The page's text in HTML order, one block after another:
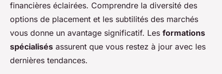
financières éclairées. Comprendre la diversité des
options de placement et les subtilités des marchés
vous donne un avantage significatif. Les formations
spécialisés assurent que vous restez à jour avec les
dernières tendances.